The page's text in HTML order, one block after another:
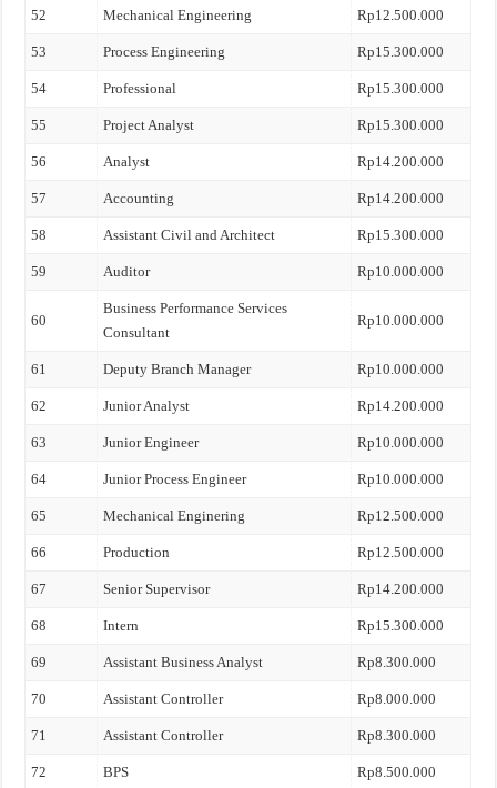
52 Mechanical Engineering Rp12.500.000
53 Process Engineering Rp15.300.000
54 Professional Rp15.300.000
55 Project Analyst Rp15.300.000
56 Analyst Rp14.200.000
57 Accounting Rp14.200.000
58 Assistant Civil and Architect Rp15.300.000
59 Auditor Rp10.000.000
60
Business Performance Services
Consultant
Rp10.000.000
61 Deputy Branch Manager Rp10.000.000
62 Junior Analyst Rp14.200.000
63 Junior Engineer Rp10.000.000
64 Junior Process Engineer Rp10.000.000
65 Mechanical Enginering Rp12.500.000
66 Production Rp12.500.000
67 Senior Supervisor Rp14.200.000
68 Intern Rp15.300.000
69 Assistant Business Analyst Rp8.300.000
70 Assistant Controller Rp8.000.000
71 Assistant Controller Rp8.300.000
72 BPS Rp8.500.000